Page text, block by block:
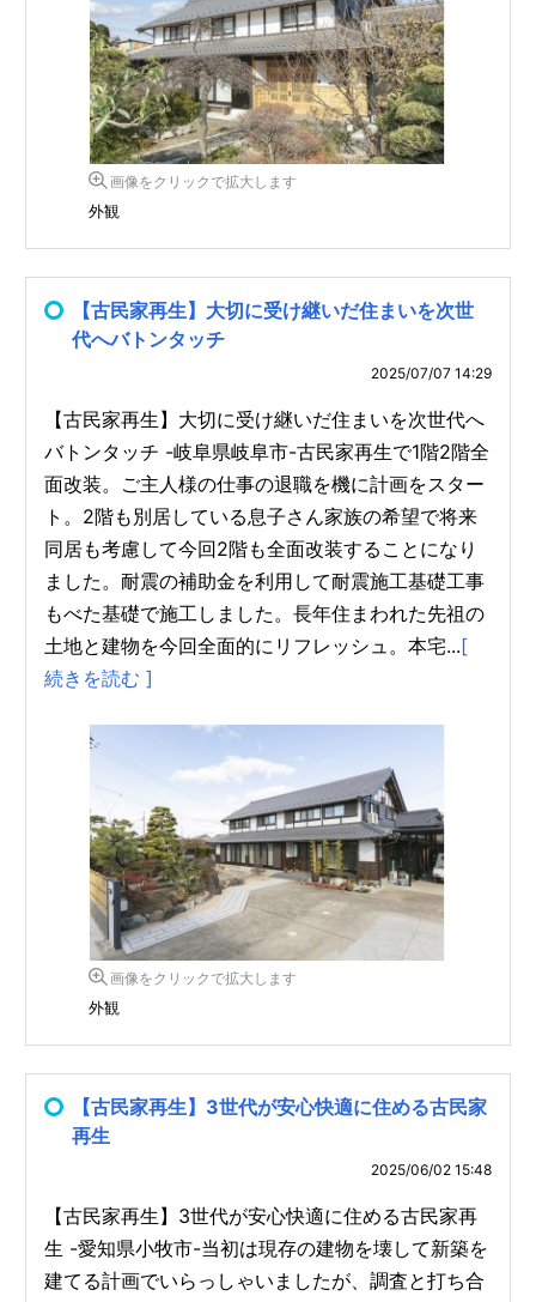
画像をクリックで拡大します
外観
【古民家再生】大切に受け継いだ住まいを次世
代へバトンタッチ
2025/07/07 14:29
【古民家再生】大切に受け継いだ住まいを次世代へ
バトンタッチ -岐阜県岐阜市-古民家再生で1階2階全
面改装。ご主人様の仕事の退職を機に計画をスター
ト。2階も別居している息子さん家族の希望で将来
同居も考慮して今回2階も全面改装することになり
ました。耐震の補助金を利用して耐震施工基礎工事
もべた基礎で施工しました。長年住まわれた先祖の
土地と建物を今回全面的にリフレッシュ。本宅...[
続きを読む ]
画像をクリックで拡大します
外観
【古民家再生】3世代が安心快適に住める古民家
再生
2025/06/02 15:48
【古民家再生】3世代が安心快適に住める古民家再
生 -愛知県小牧市-当初は現存の建物を壊して新築を
建てる計画でいらっしゃいましたが、調査と打ち合